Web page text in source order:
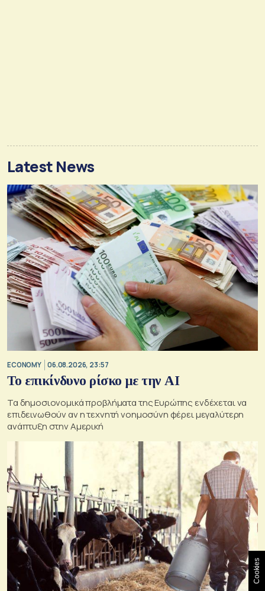
Latest News
ECONOMY 06.08.2026, 23:57
Το επικίνδυνο ρίσκο με την ΑΙ
Τα δημοσιονομικά προβλήματα της Ευρώπης ενδέχεται να
επιδεινωθούν αν η τεχνητή νοημοσύνη φέρει μεγαλύτερη
ανάπτυξη στην Αμερική
Cookies